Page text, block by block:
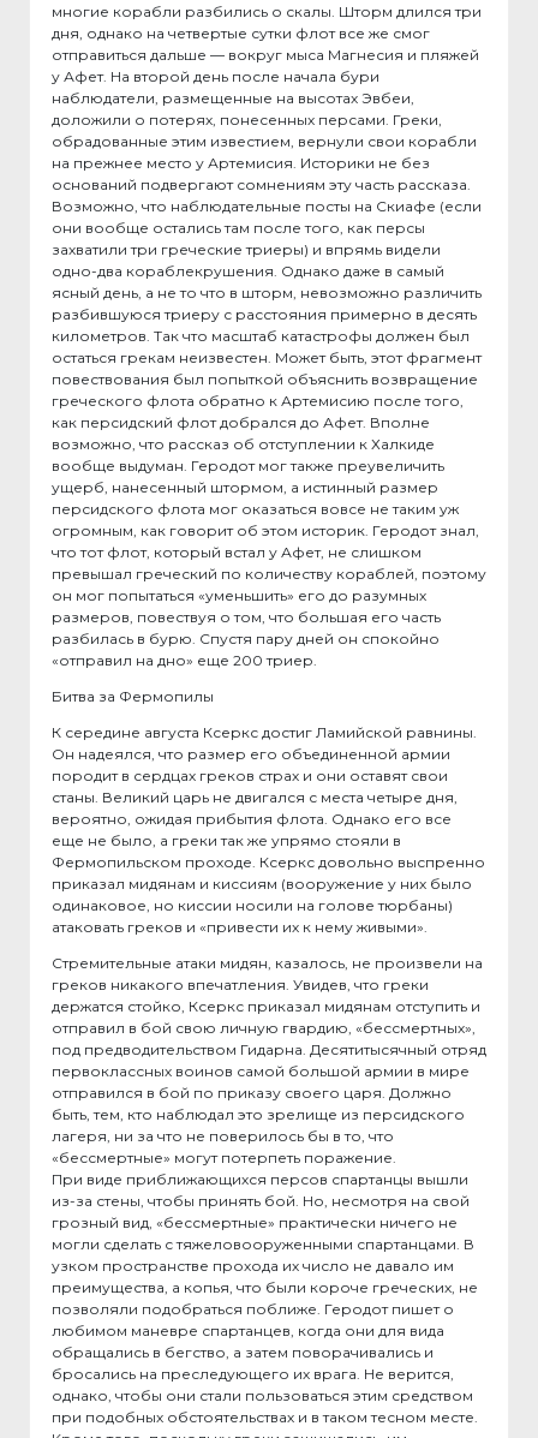
многие корабли разбились о скалы. Шторм длился три
дня, однако на четвертые сутки флот все же смог
отправиться дальше — вокруг мыса Магнесия и пляжей
у Афет. На второй день после начала бури
наблюдатели, размещенные на высотах Эвбеи,
доложили о потерях, понесенных персами. Греки,
обрадованные этим известием, вернули свои корабли
на прежнее место у Артемисия. Историки не без
оснований подвергают сомнениям эту часть рассказа.
Возможно, что наблюдательные посты на Скиафе (если
они вообще остались там после того, как персы
захватили три греческие триеры) и впрямь видели
одно-два кораблекрушения. Однако даже в самый
ясный день, а не то что в шторм, невозможно различить
разбившуюся триеру с расстояния примерно в десять
километров. Так что масштаб катастрофы должен был
остаться грекам неизвестен. Может быть, этот фрагмент
повествования был попыткой объяснить возвращение
греческого флота обратно к Артемисию после того,
как персидский флот добрался до Афет. Вполне
возможно, что рассказ об отступлении к Халкиде
вообще выдуман. Геродот мог также преувеличить
ущерб, нанесенный штормом, а истинный размер
персидского флота мог оказаться вовсе не таким уж
огромным, как говорит об этом историк. Геродот знал,
что тот флот, который встал у Афет, не слишком
превышал греческий по количеству кораблей, поэтому
он мог попытаться «уменьшить» его до разумных
размеров, повествуя о том, что большая его часть
разбилась в бурю. Спустя пару дней он спокойно
«отправил на дно» еще 200 триер.
Битва за Фермопилы
К середине августа Ксеркс достиг Ламийской равнины.
Он надеялся, что размер его объединенной армии
породит в сердцах греков страх и они оставят свои
станы. Великий царь не двигался с места четыре дня,
вероятно, ожидая прибытия флота. Однако его все
еще не было, а греки так же упрямо стояли в
Фермопильском проходе. Ксеркс довольно выспренно
приказал мидянам и киссиям (вооружение у них было
одинаковое, но киссии носили на голове тюрбаны)
атаковать греков и «привести их к нему живыми».
Стремительные атаки мидян, казалось, не произвели на
греков никакого впечатления. Увидев, что греки
держатся стойко, Ксеркс приказал мидянам отступить и
отправил в бой свою личную гвардию, «бессмертных»,
под предводительством Гидарна. Десятитысячный отряд
первоклассных воинов самой большой армии в мире
отправился в бой по приказу своего царя. Должно
быть, тем, кто наблюдал это зрелище из персидского
лагеря, ни за что не поверилось бы в то, что
«бессмертные» могут потерпеть поражение.
При виде приближающихся персов спартанцы вышли
из-за стены, чтобы принять бой. Но, несмотря на свой
грозный вид, «бессмертные» практически ничего не
могли сделать с тяжеловооруженными спартанцами. В
узком пространстве прохода их число не давало им
преимущества, а копья, что были короче греческих, не
позволяли подобраться поближе. Геродот пишет о
любимом маневре спартанцев, когда они для вида
обращались в бегство, а затем поворачивались и
бросались на преследующего их врага. Не верится,
однако, чтобы они стали пользоваться этим средством
при подобных обстоятельствах и в таком тесном месте.